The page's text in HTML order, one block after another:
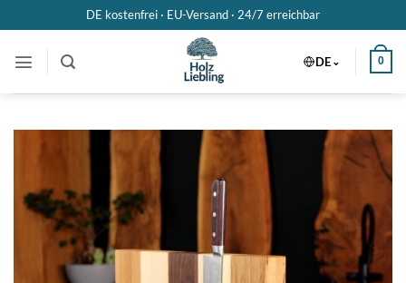
Inhalt
DE kostenfrei · EU-Versand · 24/7 erreichbar
DE 0